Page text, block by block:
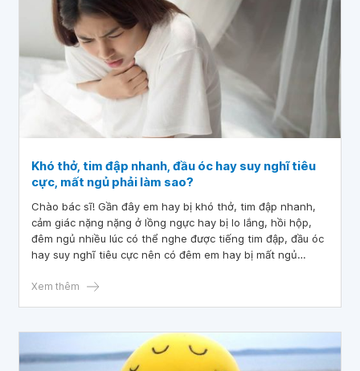
Khó thở, tim đập nhanh, đầu óc hay suy nghĩ tiêu
cực, mất ngủ phải làm sao?
Chào bác sĩ! Gần đây em hay bị khó thở, tim đập nhanh,
cảm giác nặng nặng ở lồng ngực hay bị lo lắng, hồi hộp,
đêm ngủ nhiều lúc có thể nghe được tiếng tim đập, đầu óc
hay suy nghĩ tiêu cực nên có đêm em hay bị mất ngủ
Vậy bác sĩ cho em hỏi khó thở, tim đập nhanh, đầu óc hay
Xem thêm